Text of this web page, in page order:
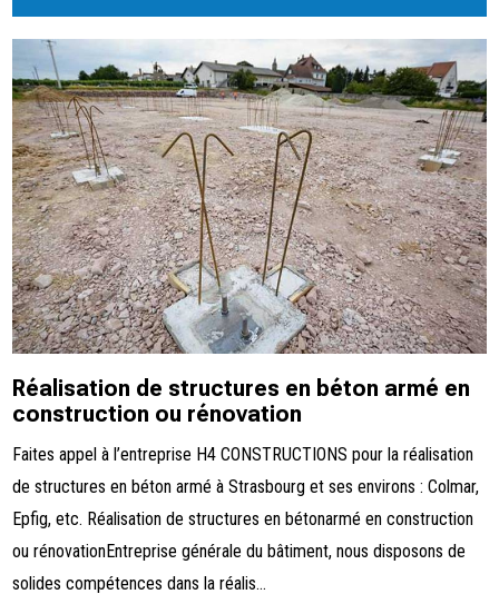
Réalisation de structures en béton armé en
construction ou rénovation
Faites appel à l’entreprise H4 CONSTRUCTIONS pour la réalisation
de structures en béton armé à Strasbourg et ses environs : Colmar,
Epfig, etc. Réalisation de structures en bétonarmé en construction
ou rénovationEntreprise générale du bâtiment, nous disposons de
solides compétences dans la réalis...